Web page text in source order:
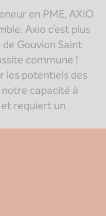
en PME, AXIO
Axio c’est plus
Gouvion Saint
commune !
les potentiels des
capacité à
requiert un